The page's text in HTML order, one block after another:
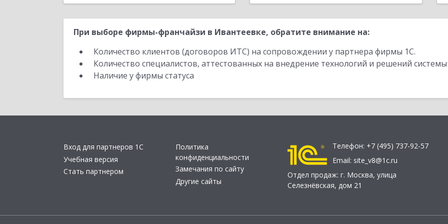
При выборе фирмы-франчайзи в Ивантеевке, обратите внимание на:
Количество клиентов (договоров ИТС) на сопровождении у партнера фирмы 1С.
Количество специалистов, аттестованных на внедрение технологий и решений
Наличие у фирмы статуса
Вход для партнеров 1С
Учебная версия
Стать партнером
Политика
конфиденциальности
Замечания по сайту
Другие сайты
Телефон: +7 (495) 737-92-57
Email: site_v8@1c.ru
Отдел продаж: г. Москва, улица
Селезнёвская, дом 21